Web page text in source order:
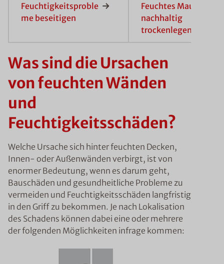
Feuchtigkeitsproble
me beseitigen
Feuchtes Mauerwerk
nachhaltig
trockenlegen
Was sind die Ursachen
von feuchten Wänden
und
Feuchtigkeitsschäden?
Welche Ursache sich hinter feuchten Decken,
Innen- oder Außenwänden verbirgt, ist von
enormer Bedeutung, wenn es darum geht,
Bauschäden und gesundheitliche Probleme zu
vermeiden und Feuchtigkeitsschäden langfristig
in den Griff zu bekommen. Je nach Lokalisation
des Schadens können dabei eine oder mehrere
der folgenden Möglichkeiten infrage kommen: